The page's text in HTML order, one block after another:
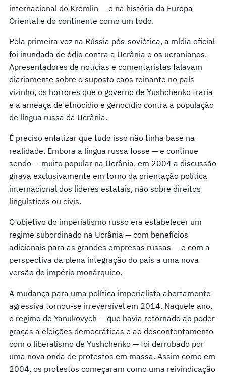
internacional do Kremlin — e na história da Europa
Oriental e do continente como um todo.
Pela primeira vez na Rússia pós-soviética, a mídia oficial
foi inundada de ódio contra a Ucrânia e os ucranianos.
Apresentadores de notícias e comentaristas falavam
diariamente sobre o suposto caos reinante no país
vizinho, os horrores que o governo de Yushchenko traria
e a ameaça de etnocídio e genocídio contra a população
de língua russa da Ucrânia.
É preciso enfatizar que tudo isso não tinha base na
realidade. Embora a língua russa fosse — e continue
sendo — muito popular na Ucrânia, em 2004 a discussão
girava exclusivamente em torno da orientação política
internacional dos líderes estatais, não sobre direitos
linguísticos ou civis.
O objetivo do imperialismo russo era estabelecer um
regime subordinado na Ucrânia — com benefícios
adicionais para as grandes empresas russas — e com a
perspectiva da plena integração do país a uma nova
versão do império monárquico.
A mudança para uma política imperialista abertamente
agressiva tornou-se irreversível em 2014. Naquele ano,
o regime de Yanukovych — que havia retornado ao poder
graças a eleições democráticas e ao descontentamento
com o liberalismo de Yushchenko — foi derrubado por
uma nova onda de protestos em massa. Assim como em
2004, os protestos começaram como uma reivindicação